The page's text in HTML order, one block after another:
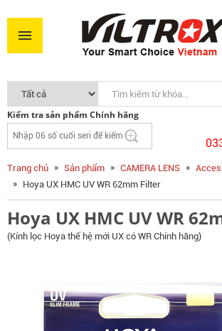
Kiểm tra sản phẩm Chính hãng
Hoya UX HMC UV WR 62mm
450.000VNĐ
Trang chủ Sản phẩm CAMERA LENS
Hoya UX HMC UV WR 62mm Filter
Hoya UX HMC UV WR
(Kính lọc Hoya thế hệ mới UX có WR Chính hãng)